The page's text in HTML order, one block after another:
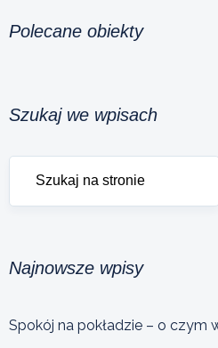
Polecane obiekty
Szukaj we wpisach
Najnowsze wpisy
Spokój na pokładzie – o czym